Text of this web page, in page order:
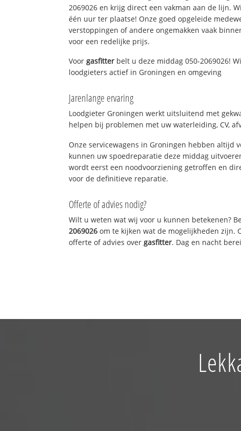
2069026 en krijg direct een vakman aan de lijn.
één uur ter plaatse! Onze goed opgeleide
verstoppingen of andere ongemakken vaak
voor een redelijke prijs.
Voorgasfitter belt u deze middag 050-2069026!
loodgieters actief in Groningen en omgeving
Jarenlange ervaring
Loodgieter Groningen werkt uitsluitend met
helpen bij problemen met uw waterleiding, CV,
Onze servicewagens in Groningen hebben altijd
kunnen uw spoedreparatie deze middag
wordt eerst een noodvoorziening getroffen en
voor de definitieve reparatie.
Offerte of advies nodig?
Wilt u weten wat wij voor u kunnen betekenen?
2069026 om te kijken wat de mogelijkheden zijn.
offerte of advies over gasfitter. Dag en nacht